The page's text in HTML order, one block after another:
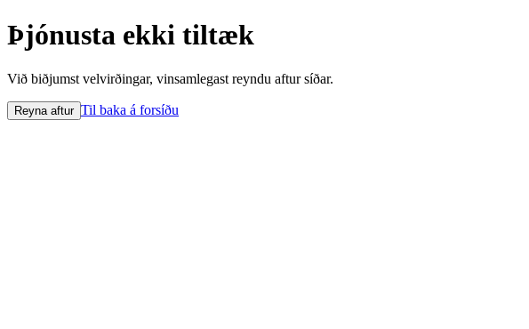
Þjónusta ekki tiltæk
Við biðjumst velvirðingar, vinsamlegast reyndu aftur síðar.
Reyna aftur Til baka á forsíðu